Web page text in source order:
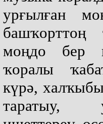
урғылған
башҡорттоң
моңдо бер
ҡоралы
күрә,
таратыу,